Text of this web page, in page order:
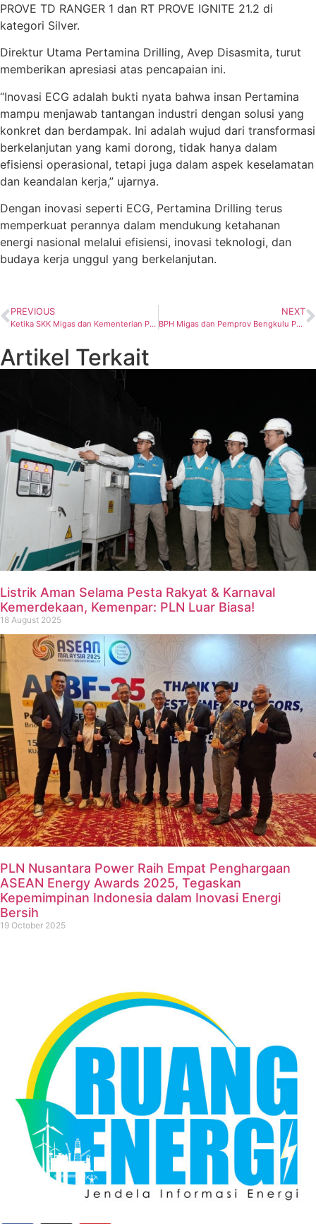
PROVE TD RANGER 1 dan RT PROVE IGNITE 21.2 di
kategori Silver.
Direktur Utama Pertamina Drilling, Avep Disasmita, turut
memberikan apresiasi atas pencapaian ini.
“Inovasi ECG adalah bukti nyata bahwa insan Pertamina
mampu menjawab tantangan industri dengan solusi yang
konkret dan berdampak. Ini adalah wujud dari transformasi
berkelanjutan yang kami dorong, tidak hanya dalam
efisiensi operasional, tetapi juga dalam aspek keselamatan
dan keandalan kerja,” ujarnya.
Dengan inovasi seperti ECG, Pertamina Drilling terus
memperkuat perannya dalam mendukung ketahanan
energi nasional melalui efisiensi, inovasi teknologi, dan
budaya kerja unggul yang berkelanjutan.
PREVIOUS
Ketika SKK Migas dan Kementerian PPN/Bappenas Berkolaborasi, Ini Harapannya
NEXT
BPH Migas dan Pemprov Bengkulu Perkuat Sinergi Jaga Kelancaran Distribusi BBM
Artikel Terkait
Listrik Aman Selama Pesta Rakyat & Karnaval
Kemerdekaan, Kemenpar: PLN Luar Biasa!
18 August 2025
PLN Nusantara Power Raih Empat Penghargaan
ASEAN Energy Awards 2025, Tegaskan
Kepemimpinan Indonesia dalam Inovasi Energi
Bersih
19 October 2025